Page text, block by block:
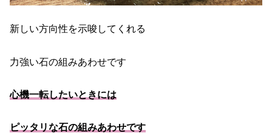
新しい方向性を示唆してくれる
力強い石の組みあわせです
心機一転したいときには
ピッタリな石の組みあわせです